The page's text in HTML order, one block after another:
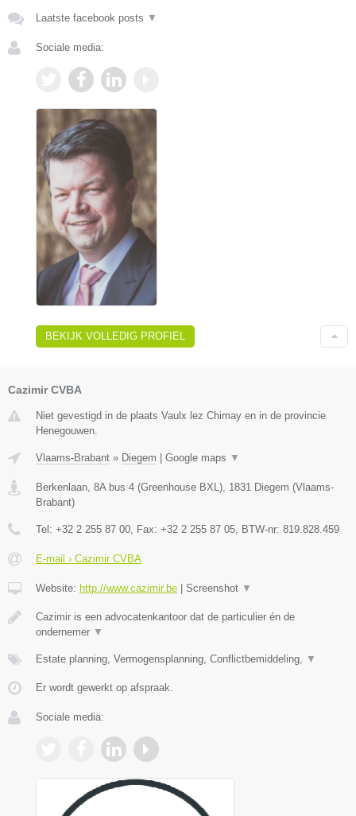
Laatste facebook posts ▼
Sociale media:
BEKIJK VOLLEDIG PROFIEL
Cazimir CVBA
Niet gevestigd in de plaats Vaulx lez Chimay en in de provincie
Henegouwen.
Vlaams-Brabant » Diegem | Google maps ▼
Berkenlaan, 8A bus 4 (Greenhouse BXL) 1831 Diegem (Vlaams-
Brabant)
Tel: +32 2 255 87 00 , Fax: +32 2 255 87 05 , BTW-nr: 819.828.459
E-mail › Cazimir CVBA
Website: http://www.cazimir.be | Screenshot ▼
Cazimir is een advocatenkantoor dat de particulier én de
ondernemer ▼
Estate planning, Vermogensplanning, Conflictbemiddeling, ▼
Er wordt gewerkt op afspraak.
Sociale media: